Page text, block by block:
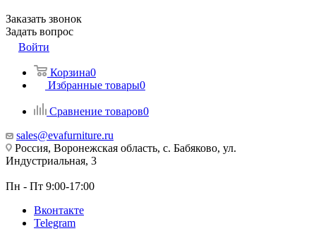
Заказать звонок
Задать вопрос
Войти
Корзина0
Избранные товары0
Сравнение товаров0
sales@evafurniture.ru
Россия, Воронежская область, с. Бабяково, ул.
Индустриальная, 3
Пн - Пт 9:00-17:00
Вконтакте
Telegram